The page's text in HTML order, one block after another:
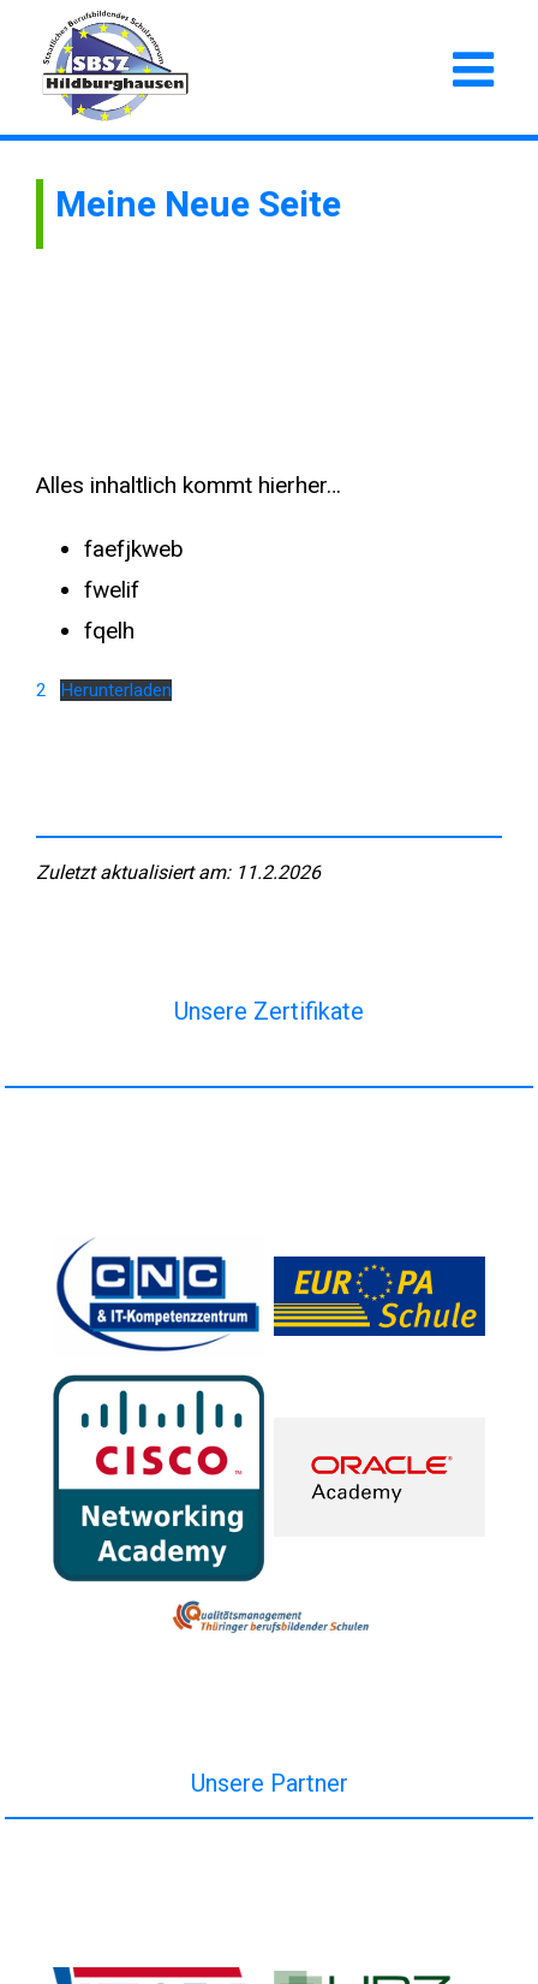
Meine Neue Seite
Alles inhaltlich kommt hierher…
faefjkweb
fwelif
fqelh
2 Herunterladen
Zuletzt aktualisiert am: 11.2.2026
Unsere Zertifikate
Unsere Partner